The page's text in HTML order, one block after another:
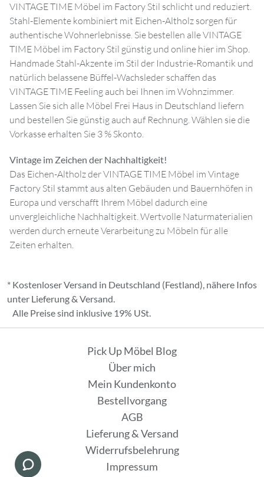
VINTAGE TIME Möbel im Factory Stil schlicht und reduziert.
Stahl-Elemente kombiniert mit Eichen-Altholz sorgen für
authentische Wohnerlebnisse. Sie bestellen alle VINTAGE
TIME Möbel im Factory Stil günstig und online hier im Shop.
Handmade Stahl-Akzente im Stil der Industrie-Romantik und
natürlich belassene Büffel-Wachsleder schaffen das
VINTAGE TIME Feeling auch bei Ihnen im Wohnzimmer.
Lassen Sie sich alle Möbel Frei Haus in Deutschland liefern
und bestellen Sie günstig auch auf Rechnung. Wählen sie die
Vorkasse erhalten Sie 3 % Skonto.
Vintage im Zeichen der Nachhaltigkeit!
Das Eichen-Altholz der VINTAGE TIME Möbel im Vintage
Factory Stil stammt aus alten Gebäuden und Bauernhöfen in
Europa und verschafft Ihrem Möbel dadurch eine
unvergleichliche Nachhaltigkeit. Wertvolle Naturmaterialien
werden durch erneute Verarbeitung zu Möbeln für alle
Zeiten erhalten.
* Kostenloser Versand in Deutschland (Festland), nähere Infos
unter Lieferung & Versand.
Alle Preise sind inklusive 19% USt.
Pick Up Möbel Blog
Über mich
Mein Kundenkonto
Bestellvorgang
AGB
Lieferung & Versand
Widerrufsbelehrung
Impressum